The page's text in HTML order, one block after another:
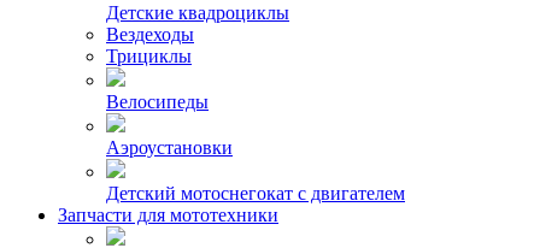
Детские квадроциклы
Вездеходы
Трициклы
Велосипеды
Аэроустановки
Детский мотоснегокат с двигателем
Запчасти для мототехники